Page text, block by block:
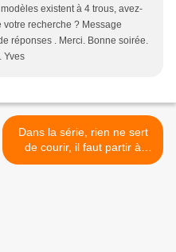
existent à 4 trous, avez-
votre recherche ? Message
réponses . Merci. Bonne soirée.
Yves
Dans la série, rien ne sert
de courir, il faut partir à
point - Les traditionnelles